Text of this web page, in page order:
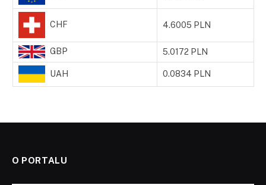
CHF 4.6005 PLN
GBP 5.0172 PLN
UAH 0.0834 PLN
O PORTALU